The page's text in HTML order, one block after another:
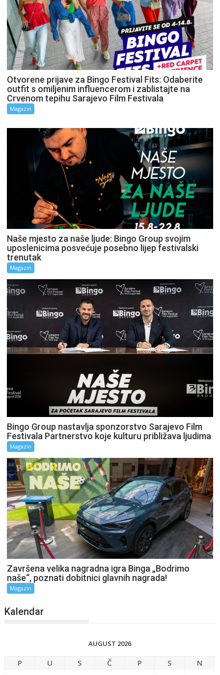
Otvorene prijave za Bingo Festival Fits: Odaberite
outfit s omiljenim influencerom i zablistajte na
Crvenom tepihu Sarajevo Film Festivala
Magazin
Naše mjesto za naše ljude: Bingo Group svojim
uposlenicima posvećuje posebno lijep festivalski
trenutak
Magazin
Bingo Group nastavlja sponzorstvo Sarajevo Film
Festivala Partnerstvo koje kulturu približava ljudima
Magazin
Završena velika nagradna igra Binga „Bodrimo
naše“, poznati dobitnici glavnih nagrada!
Magazin
Kalendar
AUGUST 2026
P U S Č P S
N